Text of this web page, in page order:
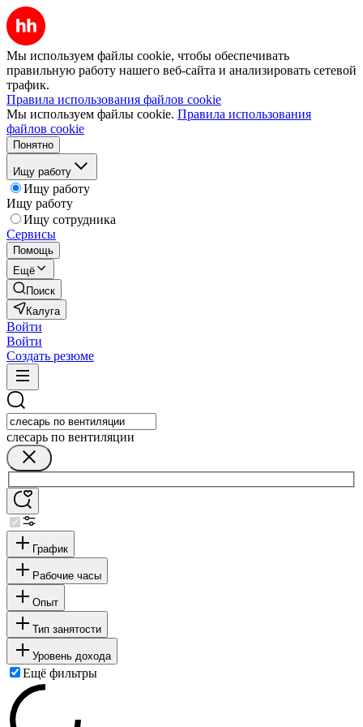
Мы используем файлы cookie, чтобы обеспечивать
правильную работу нашего веб-сайта и анализировать сетевой
трафик.
Правила использования файлов cookie
Мы используем файлы cookie. Правила использования
файлов cookie
Понятно
Ищу работу
Ищу работу
Ищу работу
Ищу сотрудника
Сервисы
Помощь
Ещё
Поиск
Калуга
Войти
Войти
Создать резюме
слесарь по вентиляции
График
Рабочие часы
Опыт
Тип занятости
Уровень дохода
Ещё фильтры